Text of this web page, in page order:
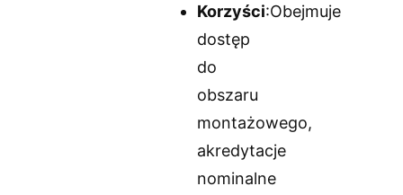
Korzyści:Obejmuje
dostęp
do
obszaru
montażowego,
akredytacje
nominalne